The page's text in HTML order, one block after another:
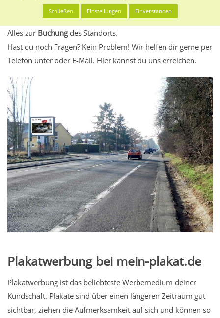
Werbeinhalten informieren.
Alles klar? Dann findest du direkt im unteren Teil dieser Seite
Alles zur Buchungdes Standorts.
Hast du noch Fragen? Kein Problem! Wir helfen dir gerne per
Telefon unter oder E-Mail. Hier kannst du uns erreichen.
Plakatwerbung bei mein-plakat.de
Plakatwerbung ist das beliebteste Werbemedium deiner
Kundschaft. Plakate sind über einen längeren Zeitraum gut
sichtbar, ziehen die Aufmerksamkeit auf sich und können so
Schließen Einstellungen Einverstanden